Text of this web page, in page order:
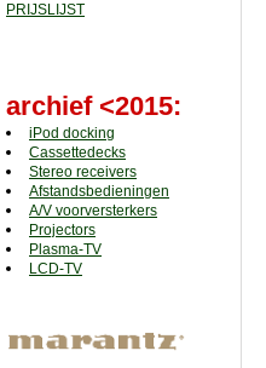
PRIJSLIJST
archief <2015:
iPod docking
Cassettedecks
Stereo receivers
Afstandsbedieningen
A/V voorversterkers
Projectors
Plasma-TV
LCD-TV